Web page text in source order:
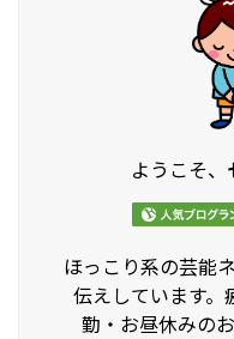
ようこそ、
ほっこり系の芸能
伝えしています。
勤・お昼休みの